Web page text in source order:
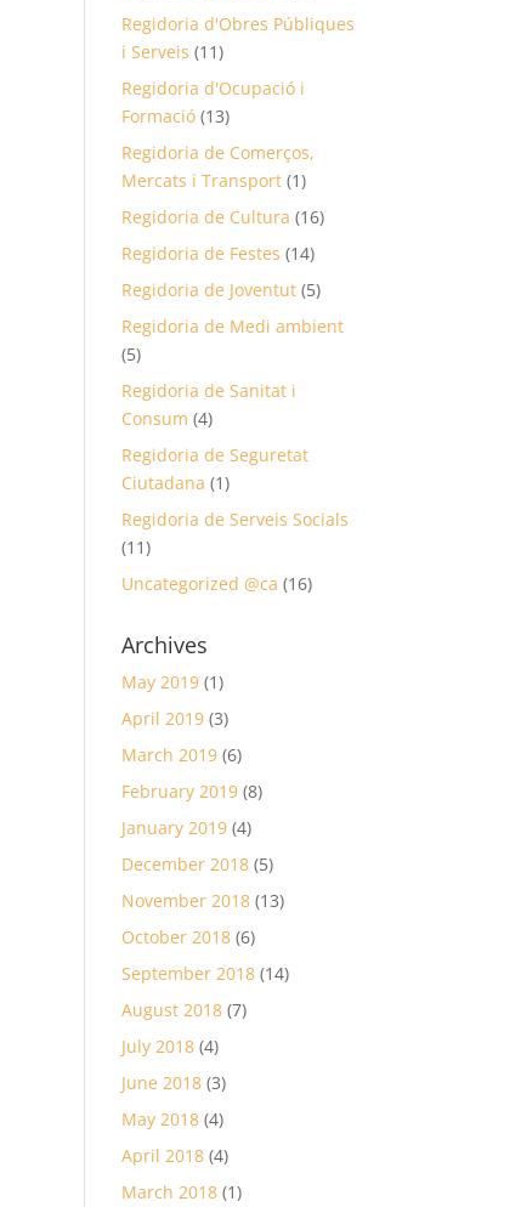
Regidoria d'Obres Públiques
i Serveis (11)
Regidoria d'Ocupació i
Formació (13)
Regidoria de Comerços,
Mercats i Transport (1)
Regidoria de Cultura (16)
Regidoria de Festes (14)
Regidoria de Joventut (5)
Regidoria de Medi ambient
(5)
Regidoria de Sanitat i
Consum (4)
Regidoria de Seguretat
Ciutadana (1)
Regidoria de Serveis Socials
(11)
Uncategorized @ca (16)
Archives
May 2019 (1)
April 2019 (3)
March 2019 (6)
February 2019 (8)
January 2019 (4)
December 2018 (5)
November 2018 (13)
October 2018 (6)
September 2018 (14)
August 2018 (7)
July 2018 (4)
June 2018 (3)
May 2018 (4)
April 2018 (4)
March 2018 (1)